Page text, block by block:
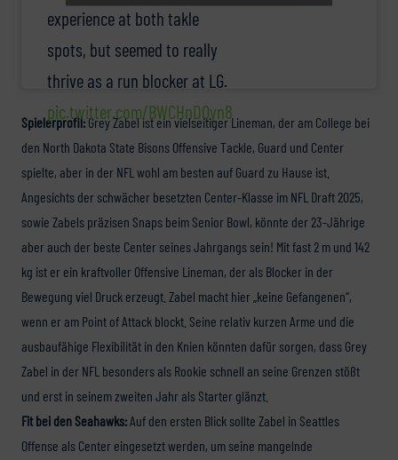
experience at both takle
spots, but seemed to really
thrive as a run blocker at LG.
pic.twitter.com/BWCHnD0yn8
Spielerprofil:Grey Zabel ist ein vielseitiger Lineman, der am College bei
den North Dakota State Bisons Offensive Tackle, Guard und Center
spielte, aber in der NFL wohl am besten auf Guard zu Hause ist.
Angesichts der schwächer besetzten Center-Klasse im NFL Draft 2025,
sowie Zabels präzisen Snaps beim Senior Bowl, könnte der 23-Jährige
aber auch der beste Center seines Jahrgangs sein! Mit fast 2 m und 142
kg ist er ein kraftvoller Offensive Lineman, der als Blocker in der
Bewegung viel Druck erzeugt. Zabel macht hier „keine Gefangenen“,
wenn er am Point of Attack blockt. Seine relativ kurzen Arme und die
ausbaufähige Flexibilität in den Knien könnten dafür sorgen, dass Grey
Zabel in der NFL besonders als Rookie schnell an seine Grenzen stößt
und erst in seinem zweiten Jahr als Starter glänzt.
Fit bei den Seahawks: Auf den ersten Blick sollte Zabel in Seattles
Offense als Center eingesetzt werden, um seine mangelnde